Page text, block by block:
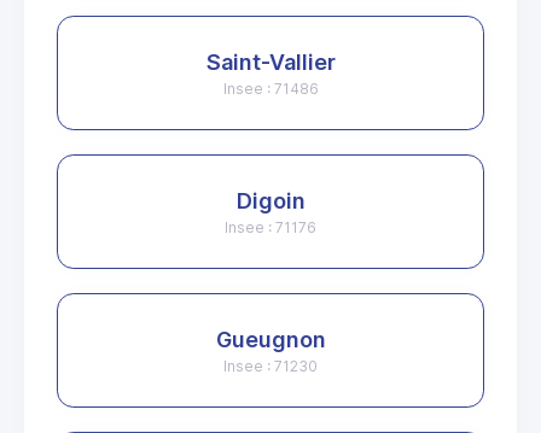
Saint-Vallier
Insee : 71486
Digoin
Insee : 71176
Gueugnon
Insee : 71230